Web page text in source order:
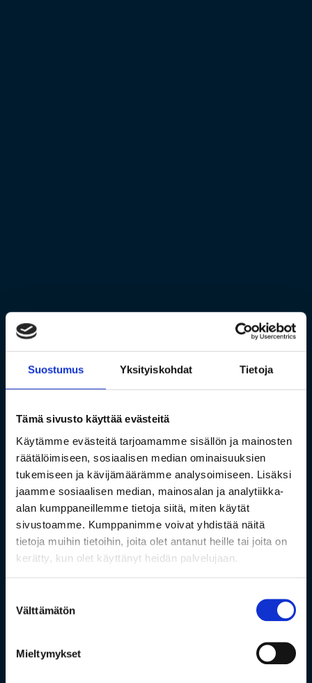
Suostumus Yksityiskohdat Tietoja
Tämä sivusto käyttää evästeitä
Käytämme evästeitä tarjoamamme sisällön ja mainosten
räätälöimiseen, sosiaalisen median ominaisuuksien
tukemiseen ja kävijämäärämme analysoimiseen. Lisäksi
jaamme sosiaalisen median, mainosalan ja analytiikka-
alan kumppaneillemme tietoja siitä, miten käytät
sivustoamme. Kumppanimme voivat yhdistää näitä
tietoja muihin tietoihin, joita olet antanut heille tai joita on
kerätty, kun olet käyttänyt heidän palvelujaan.
valinta
Välttämätön
Mieltymykset